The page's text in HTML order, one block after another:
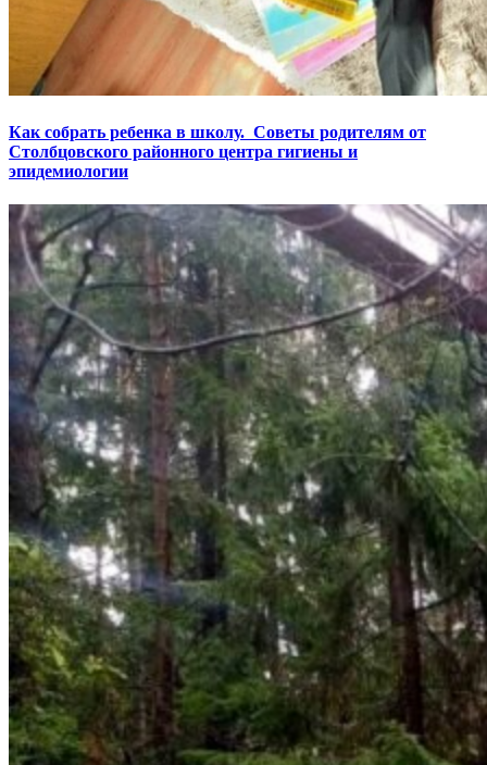
Как собрать ребенка в школу. Советы родителям от
Столбцовского районного центра гигиены и
эпидемиологии